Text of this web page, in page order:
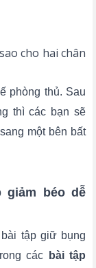
cho hai chân
phòng thủ. Sau
thì các bạn sẽ
một bên bất
giảm béo dễ
tập giữ bụng
các
bài tập